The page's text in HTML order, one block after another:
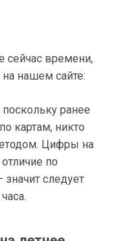
сейчас времени,
нашем сайте:
ранее
картам, никто
Цифры на
по
следует